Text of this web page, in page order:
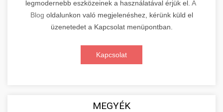
legmodernebb eszközeinek a használatával érjük el. A
Blog oldalunkon való megjelenéshez, kérünk küld el
üzenetedet a Kapcsolat menüpontban.
Kapcsolat
MEGYÉK